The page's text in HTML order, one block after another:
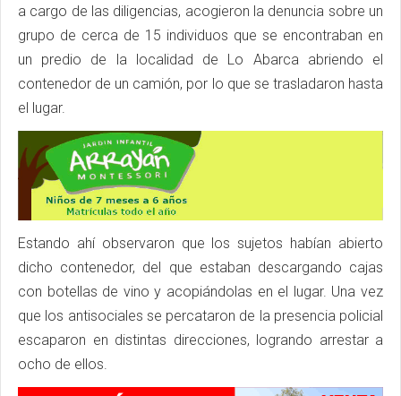
a cargo de las diligencias, acogieron la denuncia sobre un
grupo de cerca de 15 individuos que se encontraban en
un predio de la localidad de Lo Abarca abriendo el
contenedor de un camión, por lo que se trasladaron hasta
el lugar.
Estando ahí observaron que los sujetos habían abierto
dicho contenedor, del que estaban descargando cajas
con botellas de vino y acopiándolas en el lugar. Una vez
que los antisociales se percataron de la presencia policial
escaparon en distintas direcciones, logrando arrestar a
ocho de ellos.